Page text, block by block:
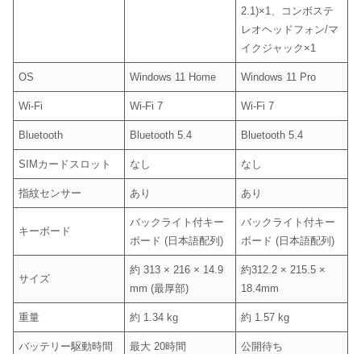
2.1)×1、コンボステ
レオヘッドフォン/マ
イクジャック×1
OS Windows 11 Home Windows 11 Pro
Wi-Fi Wi-Fi 7 Wi-Fi 7
Bluetooth Bluetooth 5.4 Bluetooth 5.4
SIMカードスロット なし なし
指紋センサー あり あり
キーボード
バックライト付キー
ボード (日本語配列)
バックライト付キー
ボード (日本語配列)
サイズ
約 313 × 216 × 14.9
mm (最厚部)
約312.2 × 215.5 ×
18.4mm
重量 約 1.34 kg 約 1.57 kg
バッテリー駆動時間 最大 20時間 公開待ち